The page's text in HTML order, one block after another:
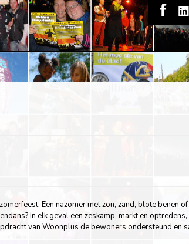
Een nazomer met zon, zand, blote benen
In elk geval een zeskamp, markt en
van Woonplus de bewoners ondersteund en